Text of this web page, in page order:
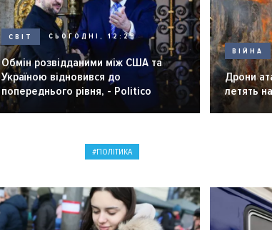
СВІТ СЬОГОДНІ, 12:28
Обмін розвідданими між США та
Україною відновився до
попереднього рівня, - Politico
ВІЙНА
Дрони
летять
ПОЛІТИКА